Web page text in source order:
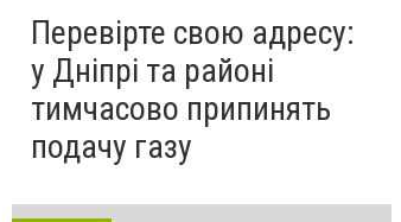
Перевірте свою адресу:
у Дніпрі та районі
тимчасово припинять
подачу газу